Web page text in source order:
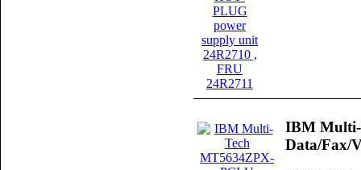
IBM Multi-
Data/Fax/